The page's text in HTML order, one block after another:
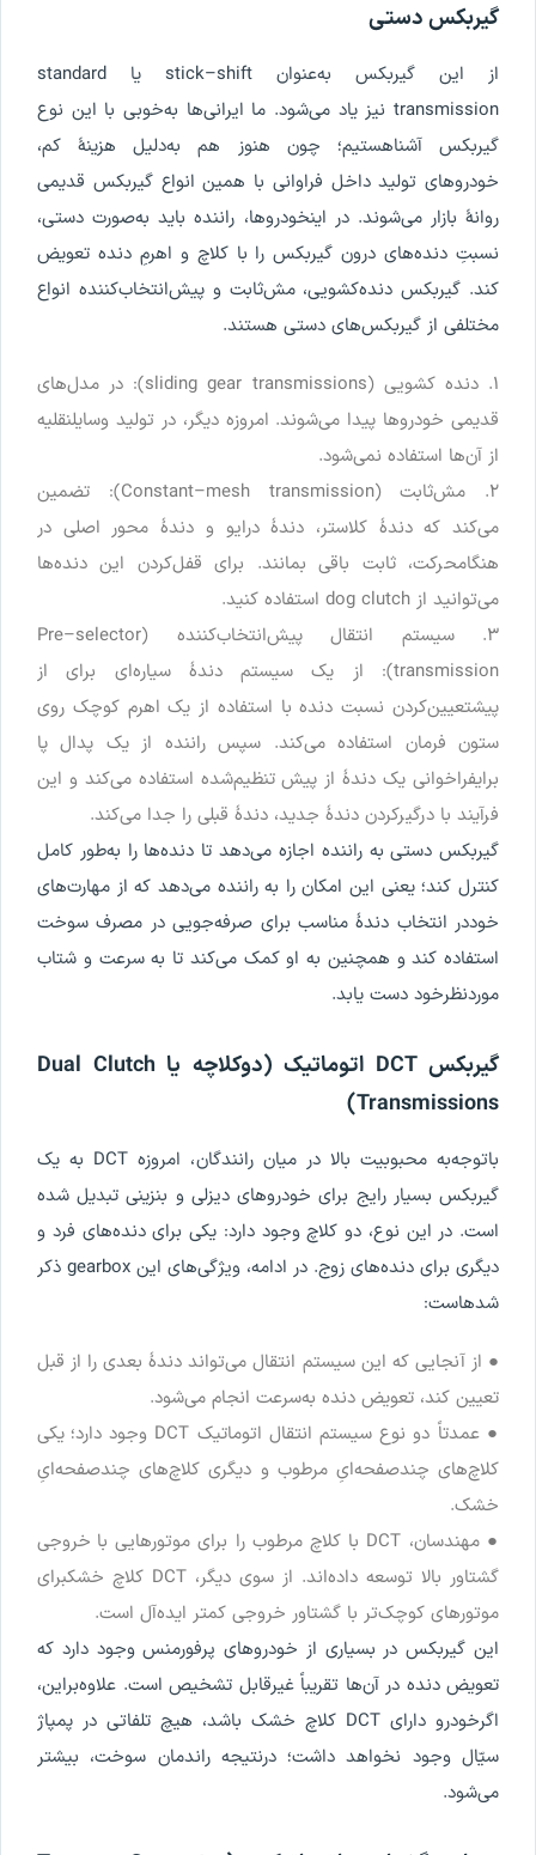
گیربکسدستی
از این گیربکس بهعنوان stick–shift یا
standard
transmission نیز یاد میشود. ما ایرانیها بهخوبی با این نوع
گیربکس
آشناهستیم؛ چون هنوز هم بهدلیل هزینۀ کم،
خودروهای تولید داخل فراوانی با همین انواع گیربکس قدیمی
روانۀ بازار میشوند.در اینخودروها، راننده باید بهصورت دستی،
نسبتِ دندههای درون گیربکس را با کلاچ و اهرم ِدنده تعویض
کند. گیربکس دندهکشویی،مشثابت و پیشانتخابکننده انواع
مختلفی از گیربکسهای دستی هستند.
۱. دنده کشویی (
sliding gear transmissions
): در مدلهای
قدیمی خودروها پیدا میشوند. امروزه دیگر،در تولید وسایلنقلیه
از آنها استفاده نمیشود.
۲.
مشثابت(
Constant–mesh transmission
):
تضمین
میکند که دندۀ کلاستر، دندۀ درایو و دندۀ محور اصلی در
هنگامحرکت،ثابت باقی بمانند. برای قفلکردن این دندهها
میتوانید از dog clutch استفاده کنید.
۳.
سیستم انتقال پیشانتخابکننده (
Pre–selector
transmission
): از یک سیستم دندۀ سیارهای برای
از
پیشتعیینکردن نسبت دنده با استفاده از یک اهرم کوچک روی
ستون فرمان استفاده میکند. سپس راننده از یک پدال پا
برایفراخوانی یک دندۀ از پیش تنظیمشده استفاده میکند و این
فرآیند با درگیرکردن دندۀ جدید، دندۀ قبلی را جدا میکند.
گیربکس دستی به راننده اجازه میدهد تا دندهها را بهطور کامل
کنترل کند؛یعنی این امکان را به راننده میدهد که از مهارتهای
خوددر انتخاب دندۀ مناسب برای صرفهجویی در مصرف سوخت
استفاده کند و همچنین به او کمک میکند تا به سرعت و شتاب
موردنظرخود دست یابد.
گیربکس DCT اتوماتیک (دوکلاچه یا Dual Clutch
Transmissions
)
باتوجهبه محبوبیت بالا در میان رانندگان، امروزه DCT به یک
گیربکس بسیار رایج برای خودروهای دیزلی و بنزینی تبدیل شده
است. در این نوع، دو کلاچ وجود دارد: یکی برای دندههای فرد و
دیگری برای دندههای زوج. در ادامه، ویژگیهای این gearbox ذکر
شدهاست:
● از آنجایی که این سیستم انتقال میتواند دندۀ بعدی را از قبل
تعیین کند، تعویض دنده بهسرعت انجام میشود.
●عمدتا دو نوع سیستم انتقال اتوماتیک DCT وجود دارد؛ یکی
کلاچهای چندصفحهای ِمرطوب و دیگری کلاچهای چندصفحهای
خشک.
●مهندسان، DCT با کلاچ مرطوب را برای موتورهایی با خروجی
گشتاور بالا توسعه دادهاند. از سوی دیگر، DCT کلاچ خشکبرای
موتورهای کوچکتر با گشتاور خروجی کمتر ایدهآل است.
این گیربکس در بسیاری از خودروهای پرفورمنس وجود دارد که
تعویض دنده در آنها تقریبا ًغیرقابل تشخیص است. علاوهبراین،
اگرخودرو دارای DCT کلاچ خشک باشد، هیچ تلفاتی در پمپاژ
سیال وجود نخواهد داشت؛درنتیجه راندمان سوخت، بیشتر
میشود.